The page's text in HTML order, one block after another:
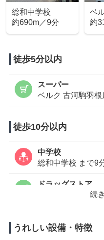
総和中学校
約690m／9分
ベ
根
約
徒歩5分以内
スーパー
ベルク 古河駒羽根
徒歩10分以内
中学校
総和中学校 まで9
ドラッグストア
コスモス 女沼店
セブンイレブン
続
うれしい設備・特徴